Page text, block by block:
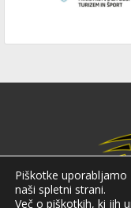
Piškotke
naši spletni strani.
Več o piškotkih, ki jih